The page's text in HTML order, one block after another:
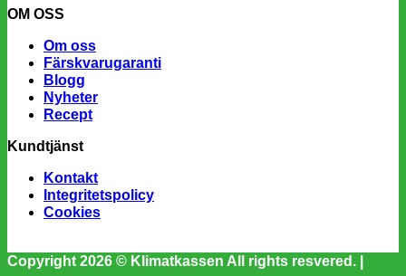
OM OSS
Om oss
Färskvarugaranti
Blogg
Nyheter
Recept
Kundtjänst
Kontakt
Integritetspolicy
Cookies
Copyright 2026 © Klimatkassen All rights resvered. |